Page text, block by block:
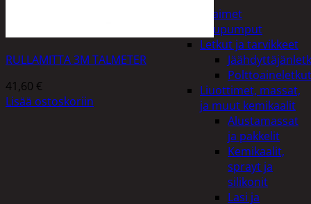
Avaimet
Imupumput
Letkut ja tarvikkeet
Polttoaineletkut
Liuottimet, massat,
ja muut kemikaalit
Alustamassat
ja pakkelit
Kemikaalit,
sprayt ja
silikonit
Lasi ja
RULLAMITTA 3M TALMETER
41,60 €
Lisää ostoskoriin